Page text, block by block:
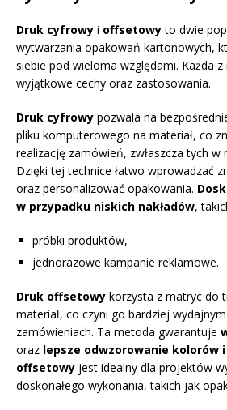
Druk cyfrowy i offsetowyto dwie
wytwarzania opakowań kartonowych,
siebie pod wieloma względami. Każda
wyjątkowe cechy oraz zastosowania.
Druk cyfrowy pozwala na
pliku komputerowego na materiał, co
realizację zamówień, zwłaszcza tych w
Dzięki tej technice łatwo wprowadzać
oraz personalizować opakowania.
w przypadku niskich nakładów,
próbki produktów,
jednorazowe kampanie reklamowe.
Druk offsetowy korzysta z matryc do
materiał, co czyni go bardziej
zamówieniach. Ta metoda gwarantuje
oraz lepsze odwzorowanie kolorów
offsetowy jest idealny dla projektów
doskonałego wykonania, takich jak